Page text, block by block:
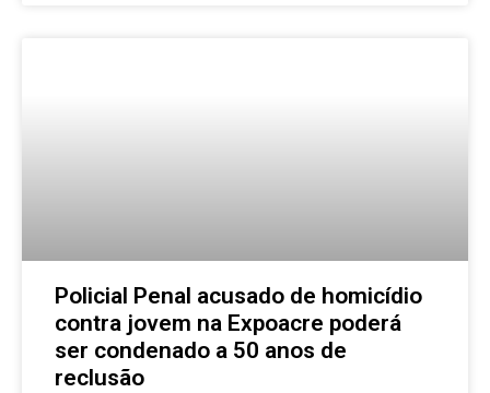
Policial Penal acusado de homicídio
contra jovem na Expoacre poderá
ser condenado a 50 anos de
reclusão